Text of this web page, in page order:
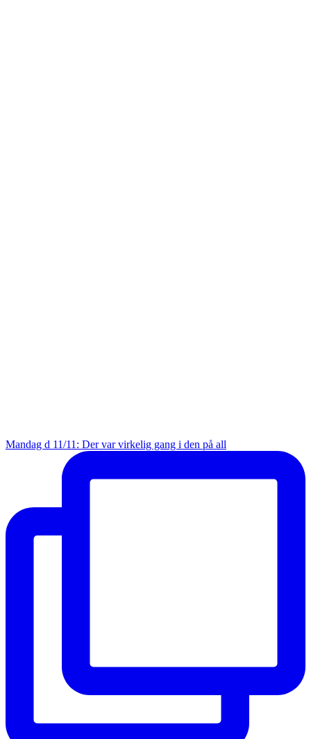
Mandag d 11/11: Der var virkelig gang i den på all